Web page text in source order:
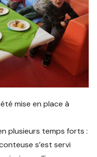
mise en place à
plusieurs temps forts :
s’est servi